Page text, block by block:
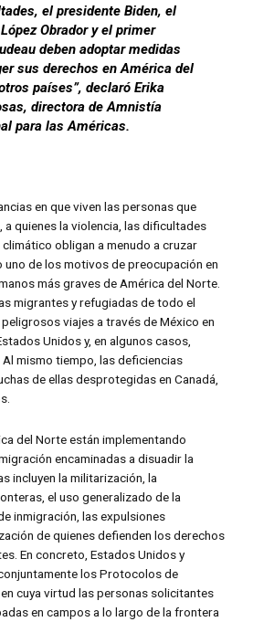
el presidente Biden, el
Obrador y el primer
deben adoptar medidas
sus derechos en América del
países”, declaró Erika
directora de Amnistía
para las Américas.
en que viven las personas que
a quienes la violencia, las dificultades
obligan a menudo a cruzar
de los motivos de preocupación en
más graves de América del Norte.
migrantes y refugiadas de todo el
viajes a través de México en
Unidos y, en algunos casos,
mismo tiempo, las deficiencias
de ellas desprotegidas en Canadá,
del Norte están implementando
encaminadas a disuadir la
incluyen la militarización, la
el uso generalizado de la
inmigración, las expulsiones
de quienes defienden los derechos
En concreto, Estados Unidos y
los Protocolos de
cuya virtud las personas solicitantes
en campos a lo largo de la frontera